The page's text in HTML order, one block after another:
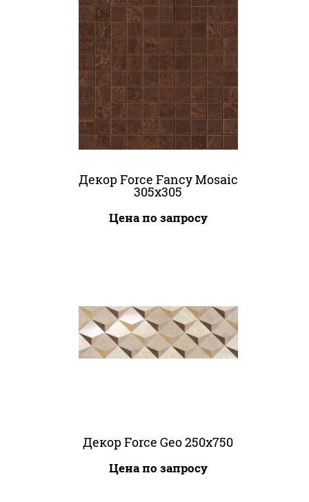
Декор Force Fancy Mosaic
305x305
Цена по запросу
Декор Force Geo 250x750
Цена по запросу